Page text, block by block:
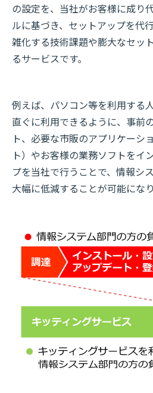
の設定を、当社がお客様に成り
ルに基づき、セットアップを代
雑化する技術課題や膨大なセッ
るサービスです。
例えば、パソコン等を利用する
直ぐに利用できるように、事前
ト、必要な市販のアプリケー
ト）やお客様の業務ソフトをイ
プを当社で行うことで、情報シ
大幅に低減することが可能になり